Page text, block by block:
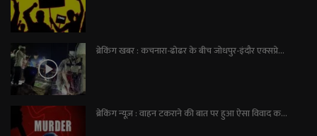
ब्रेकिंग खबर : कचनारा-ढोढर के बीच जोधपुर-इंदौर एक्सप्रे...
ब्रेकिंग न्यूज़ : वाहन टकराने की बात पर हुआ ऐसा विवाद क...